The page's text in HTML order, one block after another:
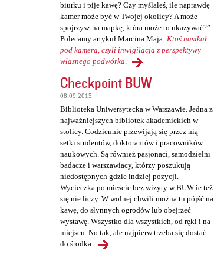
biurku i pije kawę? Czy myślałeś, ile naprawdę
kamer może być w Twojej okolicy? A może
spojrzysz na mapkę, która może to ukazywać?”.
Polecamy artykuł Marcina Maja: Ktoś nasikał
pod kamerą, czyli inwigilacja z perspektywy
własnego podwórka.
Checkpoint BUW
08.09.2015
Biblioteka Uniwersytecka w Warszawie. Jedna z
najważniejszych bibliotek akademickich w
stolicy. Codziennie przewijają się przez nią
setki studentów, doktorantów i pracowników
naukowych. Są również pasjonaci, samodzielni
badacze i warszawiacy, którzy poszukują
niedostępnych gdzie indziej pozycji.
Wycieczka po mieście bez wizyty w BUW-ie też
się nie liczy. W wolnej chwili można tu pójść na
kawę, do słynnych ogrodów lub obejrzeć
wystawę. Wszystko dla wszystkich, od ręki i na
miejscu. No tak, ale najpierw trzeba się dostać
do środka.